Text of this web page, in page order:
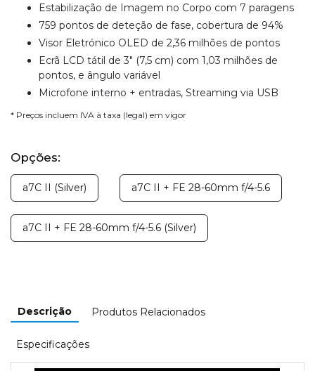
Estabilização de Imagem no Corpo com 7 paragens
759 pontos de deteção de fase, cobertura de 94%
Visor Eletrónico OLED de 2,36 milhões de pontos
Ecrã LCD tátil de 3" (7,5 cm) com 1,03 milhões de
pontos, e ângulo variável
Microfone interno + entradas, Streaming via USB
* Preços incluem IVA à taxa (legal) em vigor
Opções:
a7C II (Silver) a7C II + FE 28-60mm f/4-5.6
a7C II + FE 28-60mm f/4-5.6 (Silver)
Descrição Produtos Relacionados
Especificações